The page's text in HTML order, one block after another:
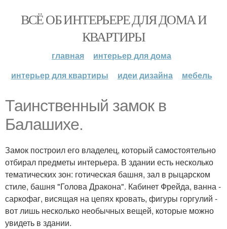
ВСЁ ОБ ИНТЕРЬЕРЕ ДЛЯ ДОМА И
КВАРТИРЫ
главная
интерьер для дома
интерьер для квартиры
идеи дизайна мебель
Таинственный замок в
Балашихе.
Замок построил его владелец, который самостоятельно
отбирал предметы интерьера. В здании есть несколько
тематических зон: готическая башня, зал в рыцарском
стиле, башня "Голова Дракона". Кабинет Фрейда, ванна -
саркофаг, висящая на цепях кровать, фигуры горгулий -
вот лишь несколько необычных вещей, которые можно
увидеть в здании.